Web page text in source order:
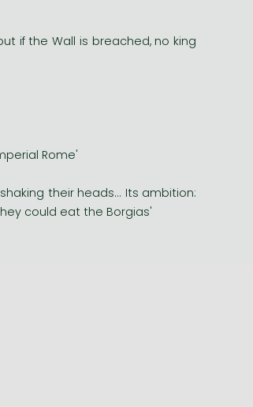
if the Wall is breached, no king
Rome'
their heads... Its ambition:
could eat the Borgias'